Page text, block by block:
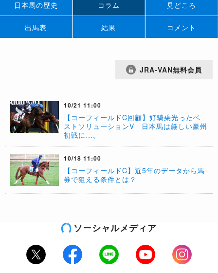
日本馬の歴史 コラム 見どころ
出馬表 結果 コメント
JRA-VAN無料会員
10/21 11:00
【コーフィールドC回顧】好騎乗光ったベ
ストソリューションV 日本馬は厳しい豪州
初戦に…。
10/18 11:00
【コーフィールドC】近5年のデータから馬
券で狙える条件とは？
ソーシャルメディア
Twitter Facebook LINE Youtube Instagram